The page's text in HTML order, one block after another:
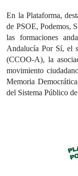
En la Plataforma,
de PSOE, Podemos,
las formaciones
Andalucía Por Sí, el
(CCOO-A), la
movimiento
Memoria
del Sistema Público